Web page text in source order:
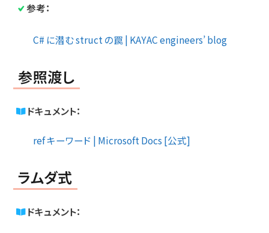
参考：
C# に潜む struct の罠 | KAYAC engineers’ blog
参照渡し
ドキュメント：
ref キーワード | Microsoft Docs [公式]
ラムダ式
ドキュメント：